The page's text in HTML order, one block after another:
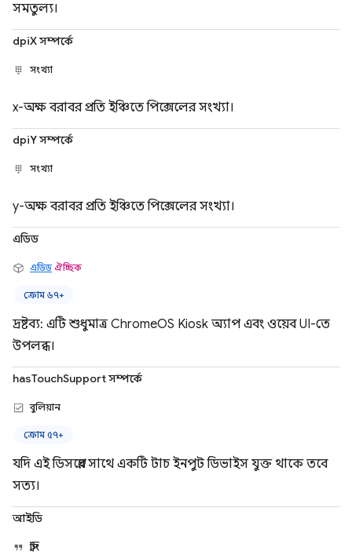
সমতুল্য।
dpiX সম্পর্কে
সংখ্যা
x-অক্ষ বরাবর প্রতি ইঞ্চিতে পিক্সেলের সংখ্যা।
dpiY সম্পর্কে
সংখ্যা
y-অক্ষ বরাবর প্রতি ইঞ্চিতে পিক্সেলের সংখ্যা।
এডিড
এডিড ঐচ্ছিক
ক্রোম ৬৭+
দ্রষ্টব্য: এটি শুধুমাত্র ChromeOS Kiosk অ্যাপ এবং ওয়েব UI-তে
উপলব্ধ।
hasTouchSupport সম্পর্কে
বুলিয়ান
ক্রোম ৫৭+
যদি এই ডিসপ্লের সাথে একটি টাচ ইনপুট ডিভাইস যুক্ত থাকে তবে
সত্য।
আইডি
স্ট্রিং